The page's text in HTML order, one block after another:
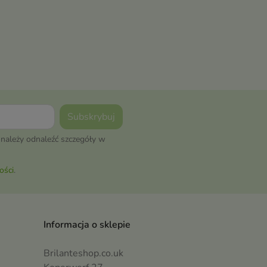
odnaleźć szczegóły w
.
Informacja o sklepie
Brilanteshop.co.uk